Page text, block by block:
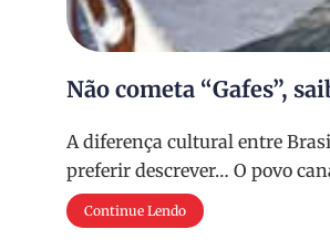
Não cometa “Gafes”,
A diferença cultural entre
preferir descrever… O povo
Continue Lendo